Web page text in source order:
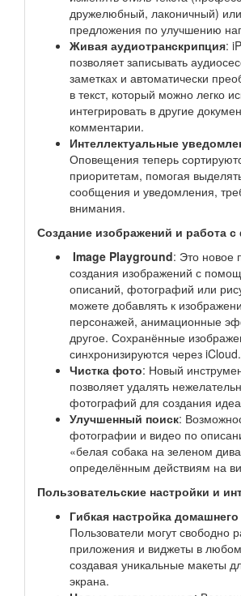
дружелюбный, лаконичный)
предложения по улучшению
Живая аудиотранскрипция:
позволяет записывать
заметках и автоматически
в текст, который можно легко
интегрировать в другие
комментарии.
Интеллектуальные
Оповещения теперь
приоритетам, помогая
сообщения и уведомления,
внимания.
Создание изображений и работа
Image Playground: Это новое
создания изображений с
описаний, фотографий или
можете добавлять к
персонажей, анимационные
другое. Сохранённые
синхронизируются через iCloud.
Чистка фото: Новый
позволяет удалять
фотографий для создания
Улучшенный поиск:
фотографии и видео по
«белая собака на зеленом
определённым действиям на
Пользовательские настройки и
Гибкая настройка домашнего
Пользователи могут свободно
приложения и виджеты в
создавая уникальные макеты
экрана.